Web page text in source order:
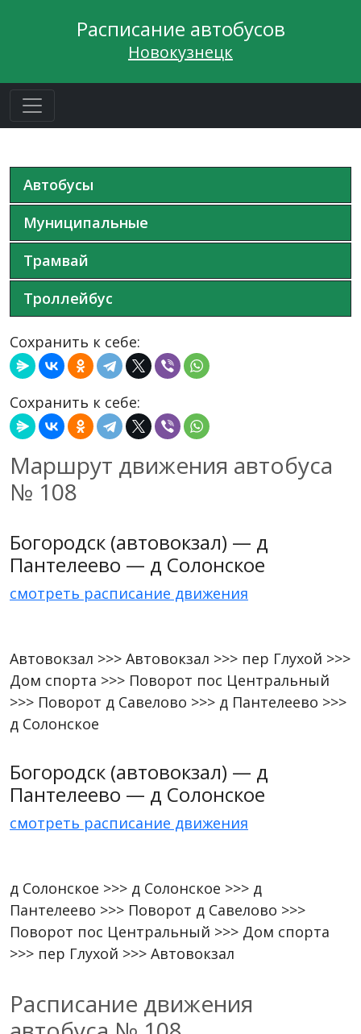
Расписание автобусов
Новокузнецк
Сохранить к себе:
Сохранить к себе:
Маршрут движения автобуса
№ 108
Богородск (автовокзал) — д
Пантелеево — д Солонское
смотреть расписание движения
Автовокзал >>> Автовокзал >>> пер Глухой >>>
Дом спорта >>> Поворот пос Центральный
>>> Поворот д Савелово >>> д Пантелеево >>>
д Солонское
Богородск (автовокзал) — д
Пантелеево — д Солонское
смотреть расписание движения
д Солонское >>> д Солонское >>> д
Пантелеево >>> Поворот д Савелово >>>
Поворот пос Центральный >>> Дом спорта
>>> пер Глухой >>> Автовокзал
Расписание движения
Автобусы
Муниципальные
Трамвай
Троллейбус